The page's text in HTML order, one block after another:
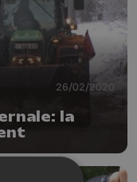
26/02/2020
la